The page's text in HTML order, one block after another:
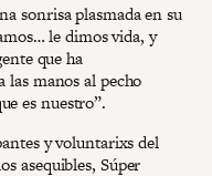
sonrisa plasmada en su
le dimos vida, y
que ha
manos al pecho
es nuestro”.
y voluntarixs del
asequibles, Súper